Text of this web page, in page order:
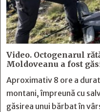
Video. Octogenarul
Moldoveanu a fost
Aproximativ 8 ore a
montani, împreună cu
găsirea unui bărbat în